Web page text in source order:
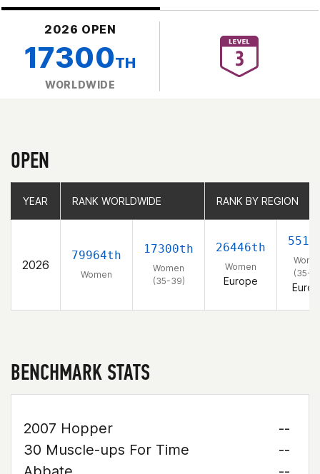
2026 OPEN
17300TH
WORLDWIDE
OPEN
YEAR RANK WORLDWIDE RANK BY REGION
2026
79964th
Women
17300th
Women
(35-39)
26446th
Women
Europe
(35-
YEAR RANK WORLDWIDE RANK BY REGION
BENCHMARK STATS
2007 Hopper
--
30 Muscle-ups For Time
--